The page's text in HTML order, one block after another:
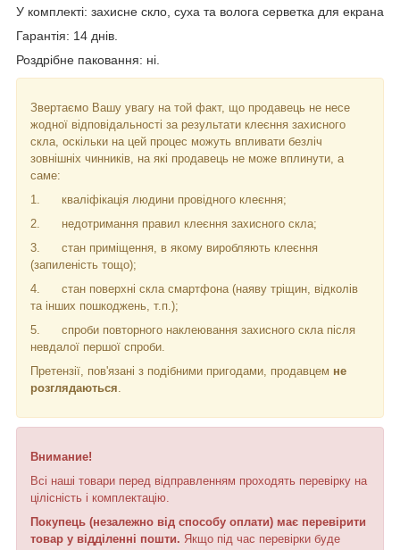
У комплекті: захисне скло, суха та волога серветка для екрана
Гарантія: 14 днів.
Роздрібне паковання: ні.
Звертаємо Вашу увагу на той факт, що продавець не несе
жодної відповідальності за результати клеєння захисного
скла, оскільки на цей процес можуть впливати безліч
зовнішніх чинників, на які продавець не може вплинути, а
саме:
1.
кваліфікація людини провідного клеєння;
2.
недотримання правил клеєння захисного скла;
3.
стан приміщення, в якому виробляють клеєння
(запиленість тощо);
4.
стан поверхні скла смартфона (наяву тріщин, відколів
та інших пошкоджень, т.п.);
5.
спроби повторного наклеювання захисного скла після
невдалої першої спроби.
Претензії, пов'язані з подібними пригодами, продавцем не
розглядаються
Внимание!
Всі наші товари перед відправленням проходять перевірку на
цілісність і комплектацію.
Покупець (незалежно від способу оплати) має перевірити
товар у відділенні пошти. Якщо під час перевірки буде